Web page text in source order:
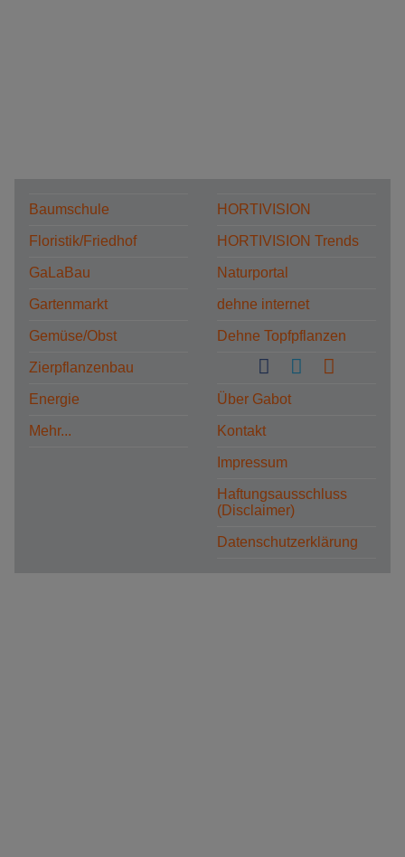
Baumschule
Floristik/Friedhof
GaLaBau
Gartenmarkt
Gemüse/Obst
Zierpflanzenbau
Energie
Mehr...
HORTIVISION
HORTIVISION Trends
Naturportal
dehne internet
Dehne Topfpflanzen
Über Gabot
Kontakt
Impressum
Haftungsausschluss
(Disclaimer)
Datenschutzerklärung